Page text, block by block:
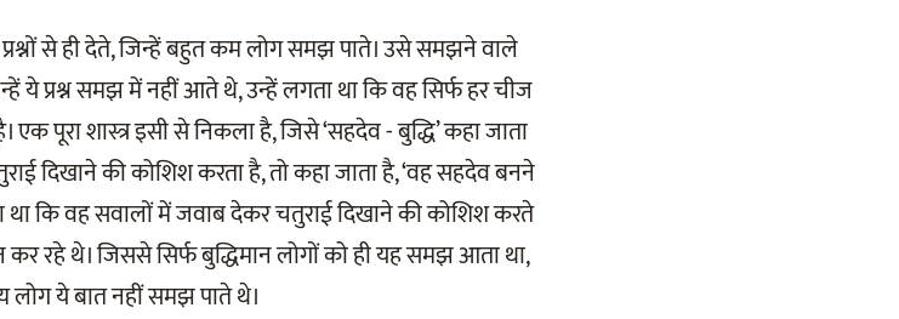
से ही देते, जिन्हें बहुत कम लोग समझ पाते। उसे समझने वाले
प्रश्न समझ में नहीं आते थे, उन्हें लगता था कि वह सिर्फ हर चीज
पूरा शास्त्र इसी से निकला है, जिसे ‘सहदेव - बुद्धि’ कहा जाता
दिखाने की कोशिश करता है, तो कहा जाता है, ‘वह सहदेव बनने
था कि वह सवालों में जवाब देकर चतुराई दिखाने की कोशिश करते
रहे थे। जिससे सिर्फ बुद्धिमान लोगों को ही यह समझ आता था,
लोग ये बात नहीं समझ पाते थे।